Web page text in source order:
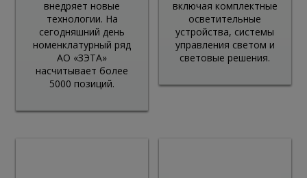
внедряет новые
технологии. На
сегодняшний день
номенклатурный ряд
АО «ЗЭТА»
насчитывает более
5000 позиций.
включая комплектные
осветительные
устройства, системы
управления светом и
световые решения.